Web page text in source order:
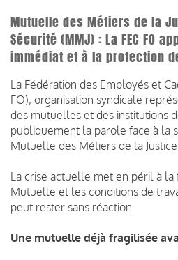
Mutuelle des Métiers de la
Sécurité (MMJ) : La FEC FO
immédiat et à la protection
La Fédération des Employés et
FO), organisation syndicale
des mutuelles et des institutions
publiquement la parole face à la
Mutuelle des Métiers de la
La crise actuelle met en péril à la
Mutuelle et les conditions de
peut rester sans réaction.
Une mutuelle déjà fragilisée